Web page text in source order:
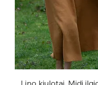
Lino kiulotai. Midi